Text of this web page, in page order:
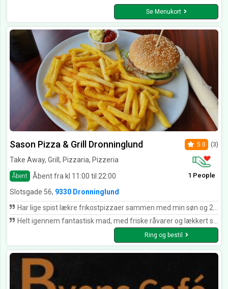
Se Menukort
Sason Pizza & Grill Dronninglund
Take Away, Grill, Pizzaria, Pizzeria
Åbent Åbent fra kl 11:00 til 22:00
5.0 (3)
1 People
Slotsgade 56, 9330 Dronninglund
Har lige spist lækre frikostpizzaer sammen med min søn og 2 børnebørn. Virkelig lækre og veltillavede
Helt igennem fantastisk mad, med friske råvarer og lækkert sammensat. Bestemt ikke sidste gang jeg er kommet her 👍
Ring og bestil